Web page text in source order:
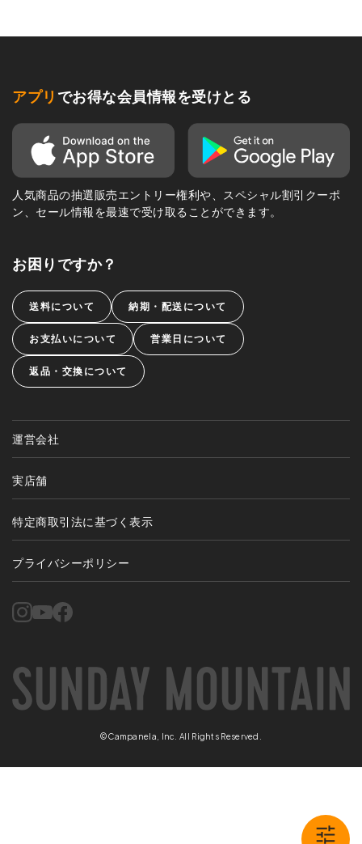
アプリ でお得な会員情報を受けとる
人気商品の抽選販売エントリー権利や、スペシャル割引クーポ
ン、セール情報を最速で受け取ることができます。
お困りですか？
送料について 納期・配送について
お支払いについて 営業日について
返品・交換について
運営会社
実店舗
特定商取引法に基づく表示
プライバシーポリシー
©Campanela, Inc. All Rights Reserved.